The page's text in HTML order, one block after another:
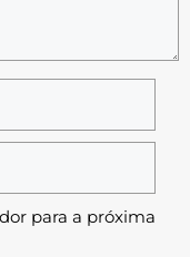
para a próxima